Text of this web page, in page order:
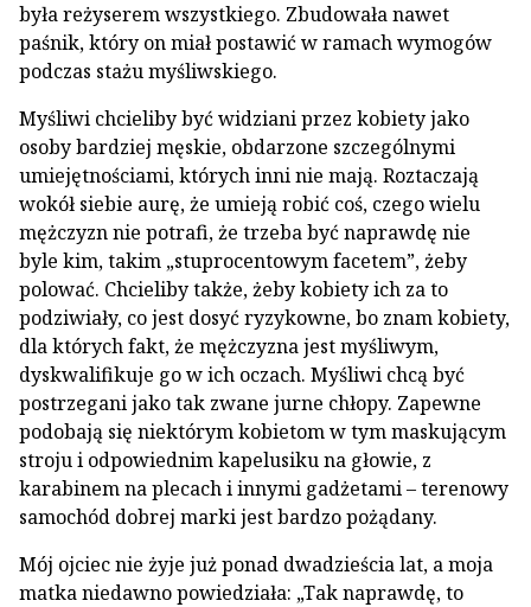
była reżyserem wszystkiego. Zbudowała nawet
paśnik, który on miał postawić w ramach wymogów
podczas stażu myśliwskiego.
Myśliwi chcieliby być widziani przez kobiety jako
osoby bardziej męskie, obdarzone szczególnymi
umiejętnościami, których inni nie mają. Roztaczają
wokół siebie aurę, że umieją robić coś, czego wielu
mężczyzn nie potrafi, że trzeba być naprawdę nie
byle kim, takim „stuprocentowym facetem”, żeby
polować. Chcieliby także, żeby kobiety ich za to
podziwiały, co jest dosyć ryzykowne, bo znam kobiety,
dla których fakt, że mężczyzna jest myśliwym,
dyskwalifikuje go w ich oczach. Myśliwi chcą być
postrzegani jako tak zwane jurne chłopy. Zapewne
podobają się niektórym kobietom w tym maskującym
stroju i odpowiednim kapelusiku na głowie, z
karabinem na plecach i innymi gadżetami – terenowy
samochód dobrej marki jest bardzo pożądany.
Mój ojciec nie żyje już ponad dwadzieścia lat, a moja
matka niedawno powiedziała: „Tak naprawdę, to